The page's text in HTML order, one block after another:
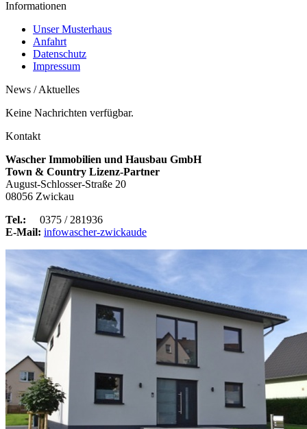
Informationen
Unser Musterhaus
Anfahrt
Datenschutz
Impressum
News / Aktuelles
Keine Nachrichten verfügbar.
Kontakt
Wascher Immobilien und Hausbau GmbH
Town & Country Lizenz-Partner
August-Schlosser-Straße 20
08056 Zwickau
Tel.: 0375 / 281936
E-Mail: infowascher-zwickaude